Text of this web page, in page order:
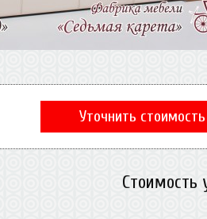
Уточнить стоимость
Стоимость